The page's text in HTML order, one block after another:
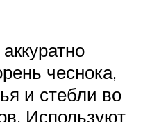
чеснока,
и стебли во
Используют